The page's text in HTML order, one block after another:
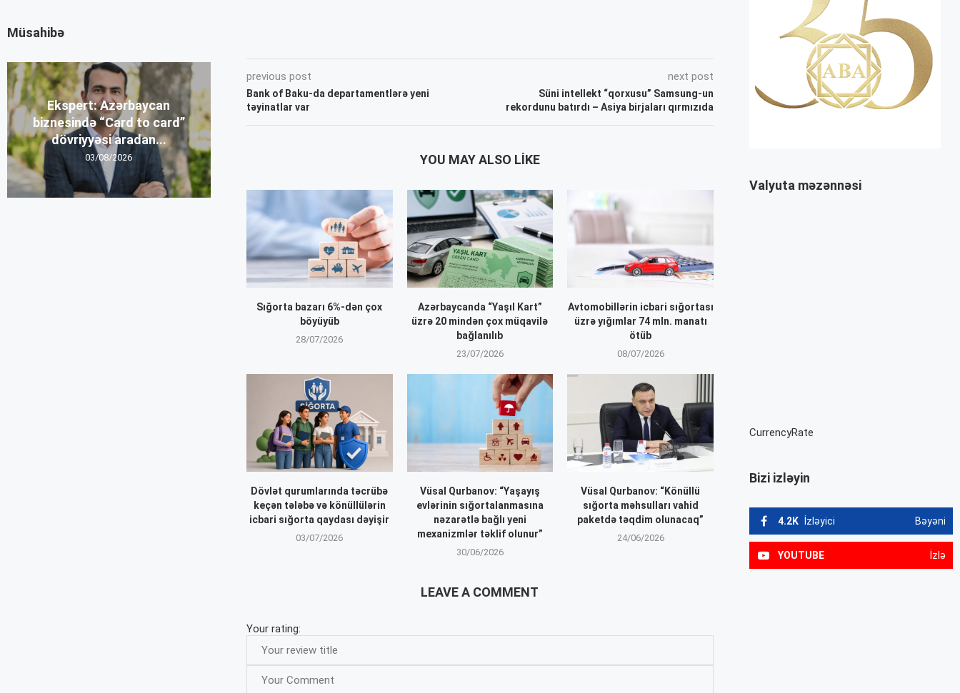
previous post
Bank of Baku-da departamentlərə yeni
təyinatlar var
next post
Süni intellekt “qorxusu” Samsung-un
rekordunu batırdı – Asiya birjaları qırmızıda
YOU MAY ALSO LIKE
Sığorta bazarı 6%-dən çox
böyüyüb
28/07/2026
Azərbaycanda “Yaşıl Kart”
üzrə 20 mindən çox müqavilə
bağlanılıb
23/07/2026
Avtomobillərin icbari sığortası
üzrə yığımlar 74 mln. manatı
ötüb
08/07/2026
Dövlət qurumlarında təcrübə
keçən tələbə və könüllülərin
icbari sığorta qaydası dəyişir
03/07/2026
Vüsal Qurbanov: “Yaşayış
evlərinin sığortalanmasına
nəzarətlə bağlı yeni
mexanizmlər təklif olunur”
30/06/2026
Vüsal Qurbanov: “Könüllü
sığorta məhsulları vahid
paketdə təqdim olunacaq”
24/06/2026
LEAVE A COMMENT
Your rating:
Valyuta məzənnəsi
CurrencyRate
Bizi izləyin
4.2K İzləyici Bəyəni
YOUTUBE İzlə
Müsahibə
Ekspert: Azərbaycan
biznesində “Card to card”
dövriyyəsi aradan...
03/08/2026